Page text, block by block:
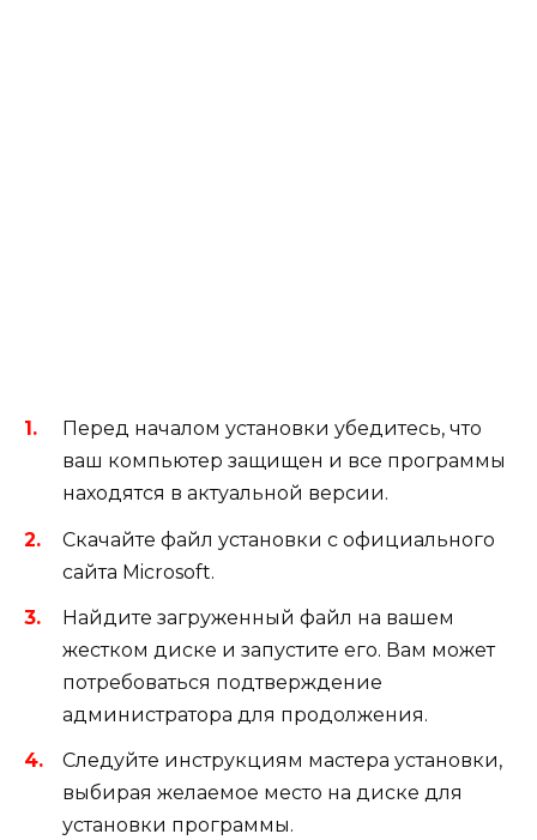
Перед началом установки убедитесь, что
ваш компьютер защищен и все программы
находятся в актуальной версии.
Скачайте файл установки с официального
сайта Microsoft.
Найдите загруженный файл на вашем
жестком диске и запустите его. Вам может
потребоваться подтверждение
администратора для продолжения.
Следуйте инструкциям мастера установки,
выбирая желаемое место на диске для
установки программы.